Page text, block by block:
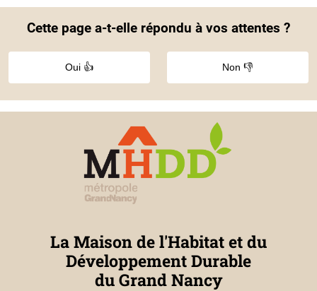
Cette page a-t-elle répondu à vos attentes ?
Oui 👍 Non 👎
La Maison de l'Habitat et du
Développement Durable
du Grand Nancy